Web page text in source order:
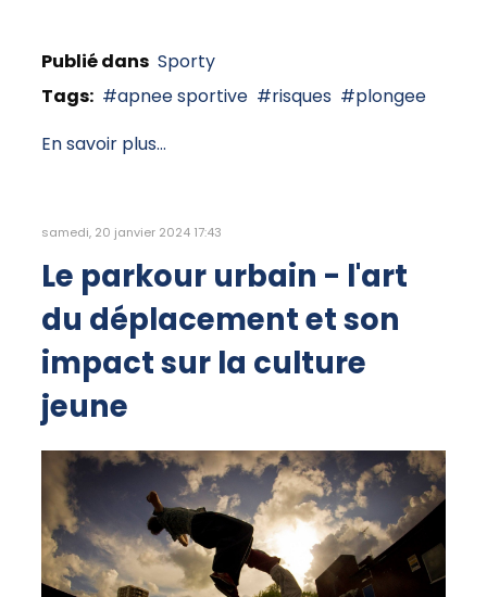
Publié dans Sporty
Tags:
apnee sportive risques
plongee
En savoir plus...
samedi, 20 janvier 2024 17:43
Le parkour urbain - l'art
du déplacement et son
impact sur la culture
jeune